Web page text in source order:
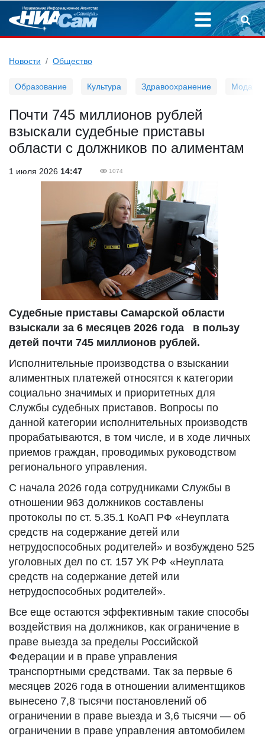
Новости Общество
Образование Культура Здравоохранение Мода
Почти 745 миллионов рублей
взыскали судебные приставы
области с должников по алиментам
1 июля 2026 14:47 1074
Судебные приставы Самарской области
взыскали за 6 месяцев 2026 года в пользу
детей почти 745 миллионов рублей.
Исполнительные производства о взыскании
алиментных платежей относятся к категории
социально значимых и приоритетных для
Службы судебных приставов. Вопросы по
данной категории исполнительных производств
прорабатываются, в том числе, и в ходе личных
приемов граждан, проводимых руководством
регионального управления.
С начала 2026 года сотрудниками Службы в
отношении 963 должников составлены
протоколы по ст. 5.35.1 КоАП РФ «Неуплата
средств на содержание детей или
нетрудоспособных родителей» и возбуждено 525
уголовных дел по ст. 157 УК РФ «Неуплата
средств на содержание детей или
нетрудоспособных родителей».
Все еще остаются эффективным такие способы
воздействия на должников, как ограничение в
праве выезда за пределы Российской
Федерации и в праве управления
транспортными средствами. Так за первые 6
месяцев 2026 года в отношении алиментщиков
вынесено 7,8 тысячи постановлений об
ограничении в праве выезда и 3,6 тысячи — об
ограничении в праве управления автомобилем